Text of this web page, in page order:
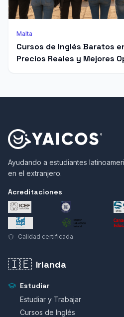
Malta
Cursos de Inglés Baratos
Precios Reales y Mejores
Ayudando a estudiantes
en el extranjero.
Acreditaciones
Calidad certificada
🇮🇪 Irlanda
Estudiar
Estudiar y Trabajar
Cursos de Inglés